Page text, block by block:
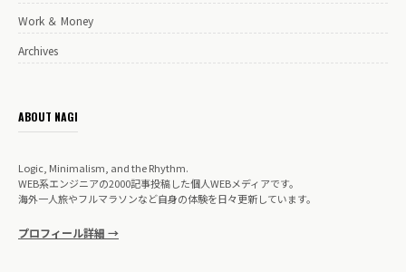
Work ＆ Money
Archives
ABOUT NAGI
Logic, Minimalism, and the Rhythm.
WEB系エンジニアの2000記事投稿した個人WEBメディアです。
海外一人旅やフルマラソンなど自身の体験を日々更新しています。
プロフィール詳細 →